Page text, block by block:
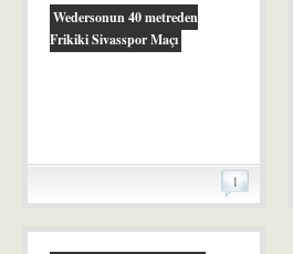
Wedersonun 40 metreden
Frikiki Sivasspor Maçı
1